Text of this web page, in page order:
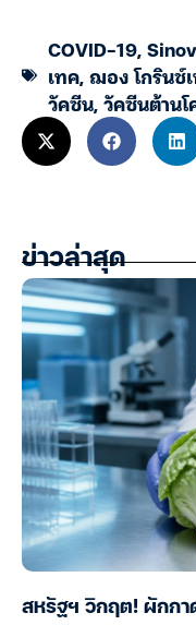
COVID-19,
เทค,ฌอง โกรินช์
วัคซีน,วัคซีนต้าน
ข่าวล่าสุด
สหรัฐฯ วิกฤต! ผักกา